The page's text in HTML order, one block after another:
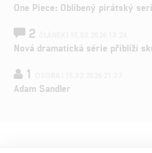
One Piece: Oblíbený pirátský
2
Nová dramatická série přiblíží
1
Adam Sandler